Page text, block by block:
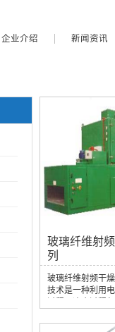
企业介绍 新闻资讯
玻璃纤维射
列
玻璃纤维射频干
技术是一种利用
生热量。水分子